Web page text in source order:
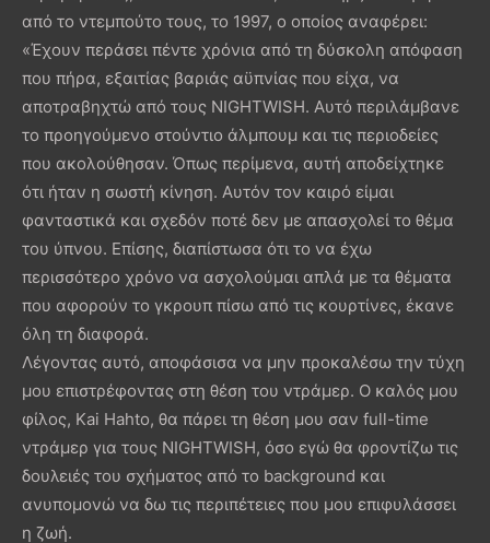
από το ντεμπούτο τους, το 1997, ο οποίος αναφέρει:
«Έχουν περάσει πέντε χρόνια από τη δύσκολη απόφαση
που πήρα, εξαιτίας βαριάς αϋπνίας που είχα, να
αποτραβηχτώ από τους NIGHTWISH. Αυτό περιλάμβανε
το προηγούμενο στούντιο άλμπουμ και τις περιοδείες
που ακολούθησαν. Όπως περίμενα, αυτή αποδείχτηκε
ότι ήταν η σωστή κίνηση. Αυτόν τον καιρό είμαι
φανταστικά και σχεδόν ποτέ δεν με απασχολεί το θέμα
του ύπνου. Επίσης, διαπίστωσα ότι το να έχω
περισσότερο χρόνο να ασχολούμαι απλά με τα θέματα
που αφορούν το γκρουπ πίσω από τις κουρτίνες, έκανε
όλη τη διαφορά.
Λέγοντας αυτό, αποφάσισα να μην προκαλέσω την τύχη
μου επιστρέφοντας στη θέση του ντράμερ. Ο καλός μου
φίλος, Kai Hahto, θα πάρει τη θέση μου σαν full-time
ντράμερ για τους NIGHTWISH, όσο εγώ θα φροντίζω τις
δουλειές του σχήματος από το background και
ανυπομονώ να δω τις περιπέτειες που μου επιφυλάσσει
η ζωή.